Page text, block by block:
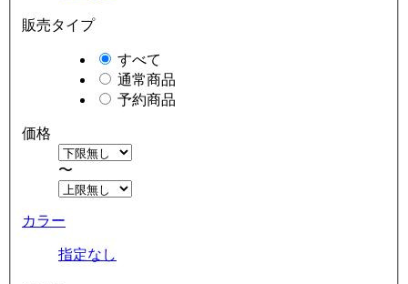
販売タイプ
すべて
通常商品
予約商品
価格
〜
カラー
指定なし